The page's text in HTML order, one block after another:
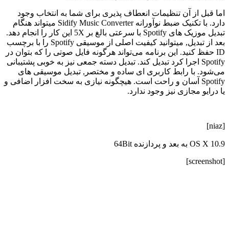
اما قبل از آن تنظیمات انعطاف پذیری برای شما به انتخاب وجود
دارد. با تکنیک ضبط نوآورانه Sidify Music Converter میتواند هنگام
تبدیل موزیک های Spotify با سرعتی بالغ بر 5X این کار را انجام دهد.
بعد از تبدیل, میتوانید کیفیت اصلی از موسیقی Spotify را با برچسب
ID حفظ کنید. این برنامه می‌تواند هرگونه فایل صوتی را که بتوان در
Spotify اجرا کرد تبدیل کند. تبدیل دسته جمعی نیز به خوبی پشتیبانی
می‌شود. با رابط کاربری ای ساده و مختصر, تبدیل موسیقی های
Spotify آسان و راحت است. هیچگونه نیازی به سخت افزار اضافی و
یا درایو مجازی نیز وجود ندارد.
[niaz]
OS X 10.9 به بعد و پردازنده 64Bit
[screenshot]